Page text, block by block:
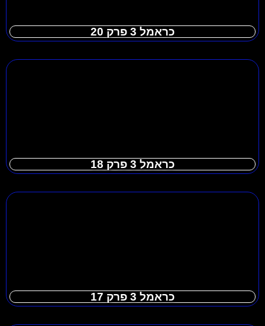
כראמל 3 פרק 20
כראמל 3 פרק 18
כראמל 3 פרק 17